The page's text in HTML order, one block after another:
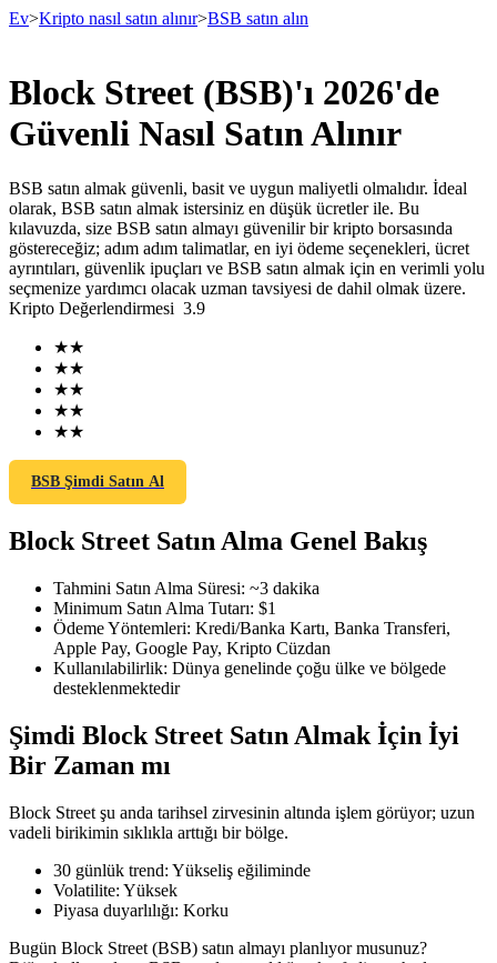
Vadeli İşlemler
Teminat olarak USDT kullanan vadeli işlemler
COIN-M Vadeli İşlemleri
Kripto Para Vadeli İşlemleri
Hisse senetleri, döviz, değerli metaller ve emtia türevleri
Ev>Kripto nasıl satın alınır>BSB satın alın
Block Street (BSB)'ı 2026'de
Güvenli Nasıl Satın Alınır
BSB satın almak güvenli, basit ve uygun maliyetli olmalıdır. İdeal
olarak, BSB satın almak istersiniz en düşük ücretler ile. Bu
kılavuzda, size BSB satın almayı güvenilir bir kripto borsasında
göstereceğiz; adım adım talimatlar, en iyi ödeme seçenekleri, ücret
ayrıntıları, güvenlik ipuçları ve BSB satın almak için en verimli yolu
seçmenize yardımcı olacak uzman tavsiyesi de dahil olmak üzere.
Kripto Değerlendirmesi 3.9
★★
★★
★★
★★
★★
BSB Şimdi Satın Al
Block Street Satın Alma Genel Bakış
Tahmini Satın Alma Süresi: ~3 dakika
Minimum Satın Alma Tutarı: $1
Ödeme Yöntemleri: Kredi/Banka Kartı, Banka Transferi,
Apple Pay, Google Pay, Kripto Cüzdan
Kullanılabilirlik: Dünya genelinde çoğu ülke ve bölgede
desteklenmektedir
Şimdi Block Street Satın Almak İçin İyi
Bir Zaman mı
Block Street şu anda tarihsel zirvesinin altında işlem görüyor; uzun
vadeli birikimin sıklıkla arttığı bir bölge.
30 günlük trend: Yükseliş eğiliminde
Volatilite: Yüksek
Piyasa duyarlılığı: Korku
Bugün Block Street (BSB) satın almayı planlıyor musunuz?